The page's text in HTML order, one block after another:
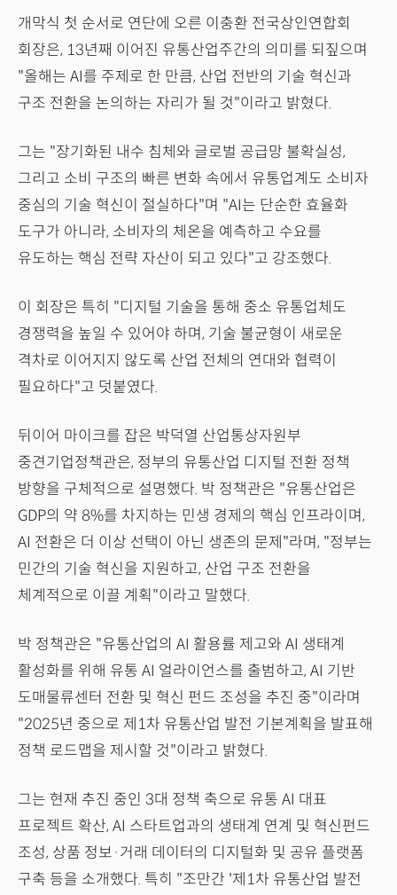
개막식 첫 순서로 연단에 오른 이충환 전국상인연합회
회장은, 13년째 이어진 유통산업주간의 의미를 되짚으며
"올해는 AI를 주제로 한 만큼, 산업 전반의 기술 혁신과
구조 전환을 논의하는 자리가 될 것"이라고 밝혔다.
그는 "장기화된 내수 침체와 글로벌 공급망 불확실성,
그리고 소비 구조의 빠른 변화 속에서 유통업계도 소비자
중심의 기술 혁신이 절실하다"며 "AI는 단순한 효율화
도구가 아니라, 소비자의 체온을 예측하고 수요를
유도하는 핵심 전략 자산이 되고 있다"고 강조했다.
이 회장은 특히 "디지털 기술을 통해 중소 유통업체도
경쟁력을 높일 수 있어야 하며, 기술 불균형이 새로운
격차로 이어지지 않도록 산업 전체의 연대와 협력이
필요하다"고 덧붙였다.
뒤이어 마이크를 잡은 박덕열 산업통상자원부
중견기업정책관은, 정부의 유통산업 디지털 전환 정책
방향을 구체적으로 설명했다. 박 정책관은 "유통산업은
GDP의 약 8%를 차지하는 민생 경제의 핵심 인프라이며,
AI 전환은 더 이상 선택이 아닌 생존의 문제"라며, "정부는
민간의 기술 혁신을 지원하고, 산업 구조 전환을
체계적으로 이끌 계획"이라고 말했다.
박 정책관은 "유통산업의 AI 활용률 제고와 AI 생태계
활성화를 위해 유통 AI 얼라이언스를 출범하고, AI 기반
도매물류센터 전환 및 혁신 펀드 조성을 추진 중"이라며
"2025년 중으로 제1차 유통산업 발전 기본계획을 발표해
정책 로드맵을 제시할 것"이라고 밝혔다.
그는 현재 추진 중인 3대 정책 축으로 유통 AI 대표
프로젝트 확산, AI 스타트업과의 생태계 연계 및 혁신펀드
조성, 상품 정보·거래 데이터의 디지털화 및 공유 플랫폼
구축 등을 소개했다. 특히 "조만간 '제1차 유통산업 발전